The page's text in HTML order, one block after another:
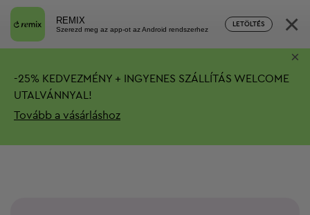
REMIX
Szerezd meg az app-ot az Android rendszerhez
LETÖLTÉS ×
-25% KEDVEZMÉNY + INGYENES SZÁLLÍTÁS WELCOME
UTALVÁNNYAL!
Tovább a vásárláshoz
×